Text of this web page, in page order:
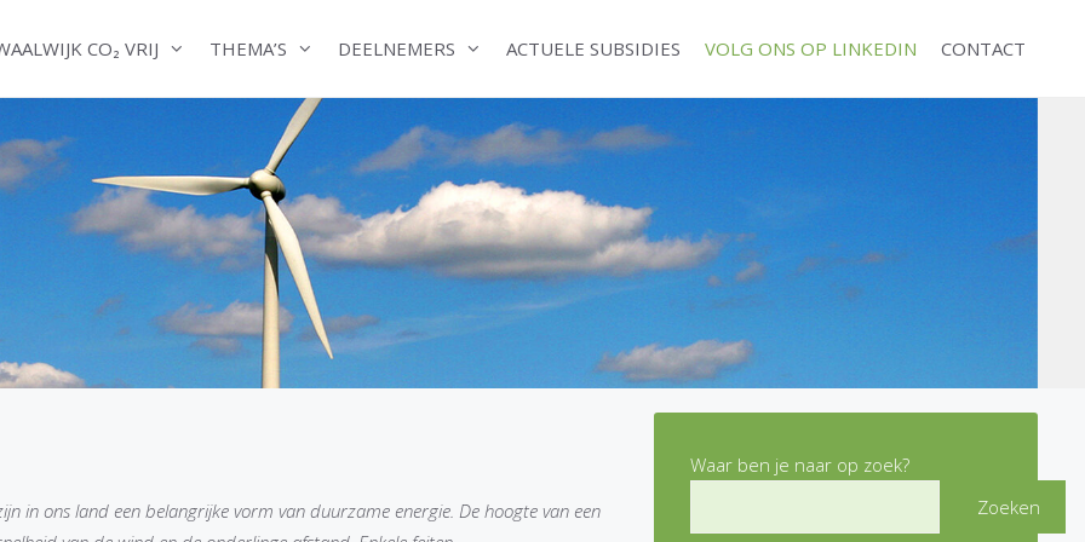
CO₂ VRIJ THEMA’S DEELNEMERS ACTUELE SUBSIDIES VOLG ONS OP LINKEDIN CONTACT
in ons land een belangrijke vorm van duurzame energie. De hoogte van een
Waar ben je naar op zoek?
Zoeken